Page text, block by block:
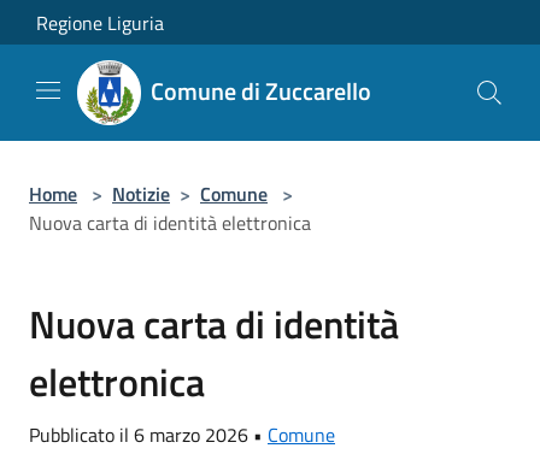
Salta al contenuto principale
Regione Liguria
Comune di Zuccarello
Home > Notizie > Comune >
Nuova carta di identità elettronica
Nuova carta di identità
elettronica
Pubblicato il 6 marzo 2026 • Comune